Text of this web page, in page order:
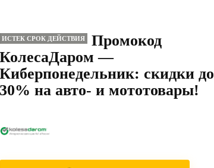
ИСТЕК СРОК ДЕЙСТВИЯ
Промокод
КолесаДаром —
Киберпонедельник: скидки до
30% на авто- и мототовары!